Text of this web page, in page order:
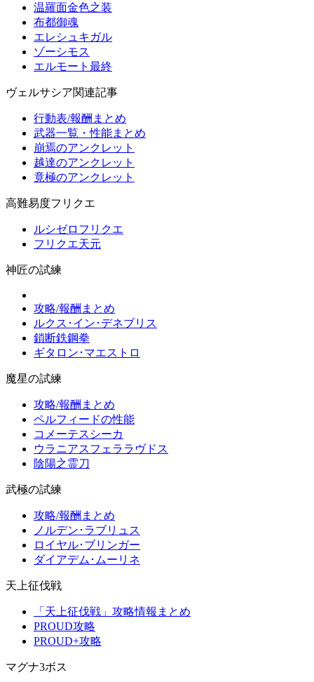
温羅面金色之装
布都御魂
エレシュキガル
ゾーシモス
エルモート最終
ヴェルサシア関連記事
行動表/報酬まとめ
武器一覧・性能まとめ
崩焉のアンクレット
越達のアンクレット
竟極のアンクレット
高難易度フリクエ
ルシゼロフリクエ
フリクエ天元
神匠の試練
攻略/報酬まとめ
ルクス･イン･デネブリス
鎖断鉄鋼拳
ギタロン･マエストロ
魔星の試練
攻略/報酬まとめ
ペルフィードの性能
コメーテスシーカ
ウラニアスフェララヴドス
陰陽之霊刀
武極の試練
攻略/報酬まとめ
ノルデン･ラブリュス
ロイヤル･ブリンガー
ダイアデム･ムーリネ
天上征伐戦
「天上征伐戦」攻略情報まとめ
PROUD攻略
PROUD+攻略
マグナ3ボス